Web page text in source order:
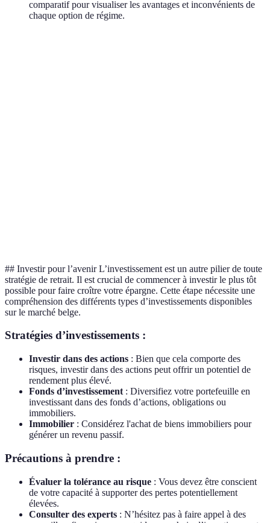
comparatif pour visualiser les avantages et inconvénients de
chaque option de régime.
## Investir pour l’avenir L’investissement est un autre pilier de toute
stratégie de retrait. Il est crucial de commencer à investir le plus tôt
possible pour faire croître votre épargne. Cette étape nécessite une
compréhension des différents types d’investissements disponibles
sur le marché belge.
Stratégies d’investissements :
Investir dans des actions : Bien que cela comporte des
risques, investir dans des actions peut offrir un potentiel de
rendement plus élevé.
Fonds d’investissement : Diversifiez votre portefeuille en
investissant dans des fonds d’actions, obligations ou
immobiliers.
Immobilier : Considérez l'achat de biens immobiliers pour
générer un revenu passif.
Précautions à prendre :
Évaluer la tolérance au risque : Vous devez être conscient
de votre capacité à supporter des pertes potentiellement
élevées.
Consulter des experts : N’hésitez pas à faire appel à des